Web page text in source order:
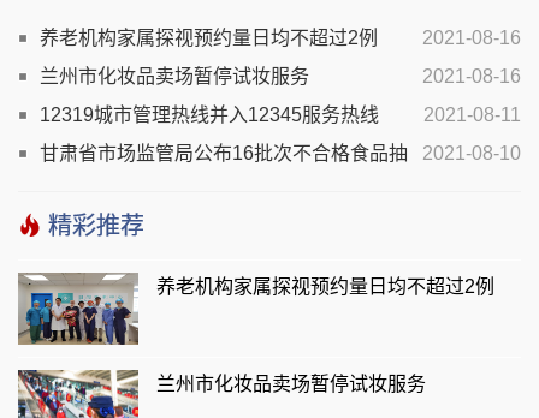
2021-08-16
养老机构家属探视预约量日均不超过2例
2021-08-16
兰州市化妆品卖场暂停试妆服务
2021-08-11
12319城市管理热线并入12345服务热线
2021-08-10
甘肃省市场监管局公布16批次不合格食品抽
精彩推荐
养老机构家属探视预约量日均不超过2例
兰州市化妆品卖场暂停试妆服务